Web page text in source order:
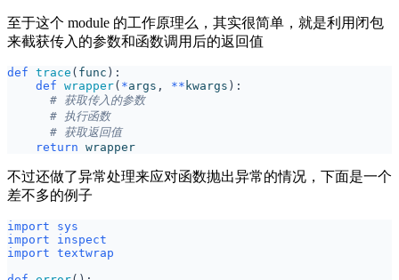
至于这个 module 的工作原理么，其实很简单，就是利用闭包
来截获传入的参数和函数调用后的返回值
def trace ( func ):
def wrapper( *args , ** kwargs ):
# 获取传入的参数
# 执行函数
# 获取返回值
return wrapper
不过还做了异常处理来应对函数抛出异常的情况，下面是一个
差不多的例子
import
sys
import
inspect
import textwrap